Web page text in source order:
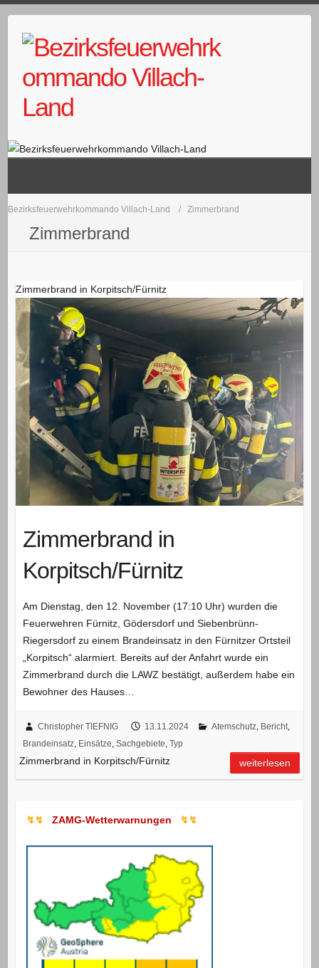
content
Bezirksfeuerwehrkommando Villach-Land Zimmerbrand
Zimmerbrand
Zimmerbrand in Korpitsch/Fürnitz
Zimmerbrand in
Korpitsch/Fürnitz
Am Dienstag, den 12. November (17:10 Uhr) wurden die
Feuerwehren Fürnitz, Gödersdorf und Siebenbrünn-
Riegersdorf zu einem Brandeinsatz in den Fürnitzer Ortsteil
„Korpitsch“ alarmiert. Bereits auf der Anfahrt wurde ein
Zimmerbrand durch die LAWZ bestätigt, außerdem habe ein
Bewohner des Hauses…
Christopher TIEFNIG 13.11.2024 Atemschutz, Bericht,
Brandeinsatz, Einsätze Sachgebiete Typ
Zimmerbrand in Korpitsch/Fürnitz weiterlesen
↯↯ ZAMG-Wetterwarnungen ↯↯